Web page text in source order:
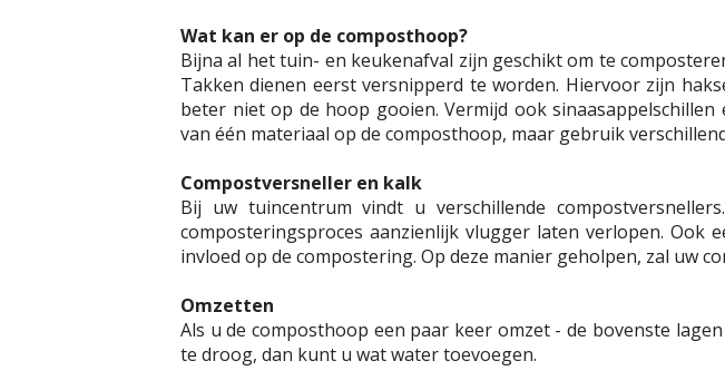
Wat kan er op de composthoop?
Bijna al het tuin- en keukenafval zijn geschikt om te
Takken dienen eerst versnipperd te worden. Hiervoor zijn
beter niet op de hoop gooien. Vermijd ook
van één materiaal op de composthoop, maar gebruik
Compostversneller en kalk
Bij uw tuincentrum vindt u verschillende
composteringsproces aanzienlijk vlugger laten verlopen. Ook
invloed op de compostering. Op deze manier geholpen, zal uw
Omzetten
Als u de composthoop een paar keer omzet - de bovenste
te droog, dan kunt u wat water toevoegen.